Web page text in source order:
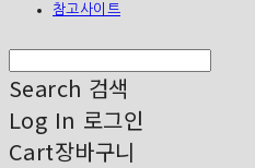
참고사이트
Search 검색
Log In 로그인
Cart장바구니